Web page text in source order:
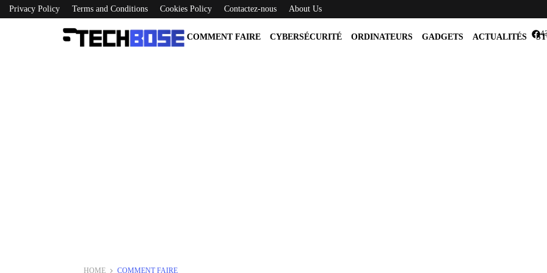
Privacy Policy Terms and Conditions Cookies Policy Contactez-nous About Us
COMMENT FAIRE CYBERSÉCURITÉ ORDINATEURS GADGETS ACTUALITÉS
HOME COMMENT FAIRE